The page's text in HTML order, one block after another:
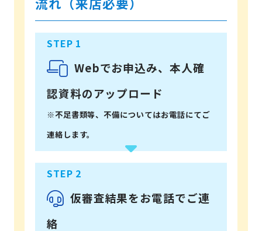
Webでお申込み、本人確
認資料のアップロード
※不足書類等、不備についてはお電話にてご
連絡します。
仮審査結果をお電話でご連
絡